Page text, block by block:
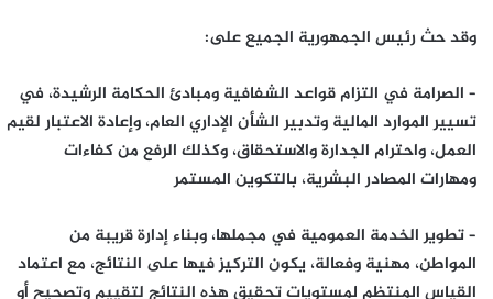
وقد حث رئيس الجمهورية الجميع على:
– الصرامة في التزام قواعد الشفافية ومبادئ الحكامة الرشيدة، في
تسيير الموارد المالية وتدبير الشأن الإداري العام، وإعادة الاعتبار لقيم
العمل، واحترام الجدارة والاستحقاق، وكذلك الرفع من كفاءات
ومهارات المصادر البشرية، بالتكوين المستمر
– تطوير الخدمة العمومية في مجملها، وبناء إدارة قريبة من
المواطن، مهنية وفعالة، يكون التركيز فيها على النتائج، مع اعتماد
القياس المنتظم لمستويات تحقيق هذه النتائج لتقييم وتصحيح أو